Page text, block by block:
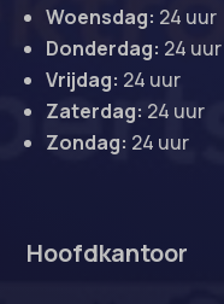
Woensdag: 24 uur
Donderdag: 24 uur
Vrijdag: 24 uur
Zaterdag: 24 uur
Zondag: 24 uur
Hoofdkantoor